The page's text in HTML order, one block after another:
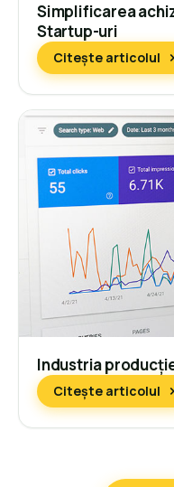
Simplificarea
Startup-uri
Citește articolul
Industria
Citește articolul